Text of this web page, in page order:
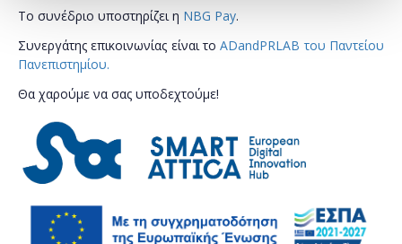
Το συνέδριο υποστηρίζει η NBG Pay.
Συνεργάτης επικοινωνίας είναι τοADandPRLAB του Παντείου
Πανεπιστημίου.
Θα χαρούμε να σας υποδεχτούμε!